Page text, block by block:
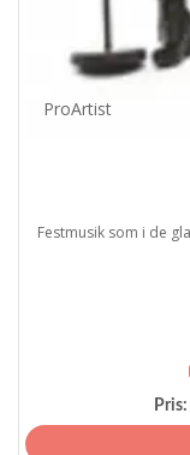
ProArtist
Festmusik som i de
Pris: